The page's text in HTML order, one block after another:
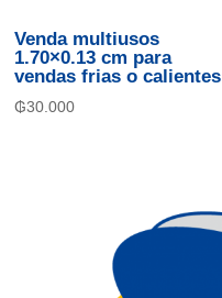
Venda multiusos
1.70×0.13 cm para
vendas frias o calientes
₲30.000